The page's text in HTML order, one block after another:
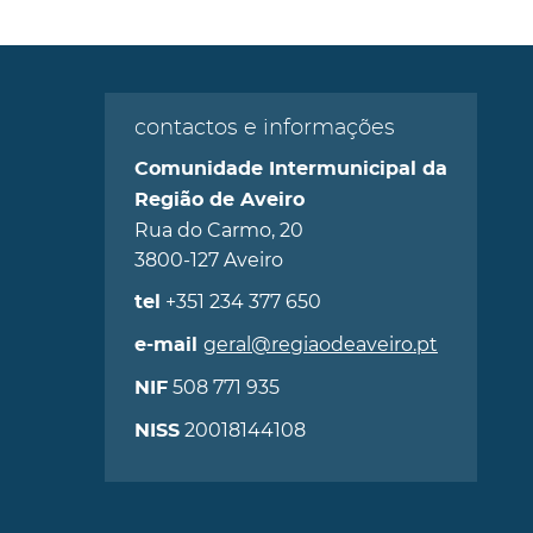
contactos e informações
Comunidade Intermunicipal da
Região de Aveiro
Rua do Carmo, 20
3800-127 Aveiro
tel +351 234 377 650
e-mail geral@regiaodeaveiro.pt
NIF508 771 935
NISS20018144108